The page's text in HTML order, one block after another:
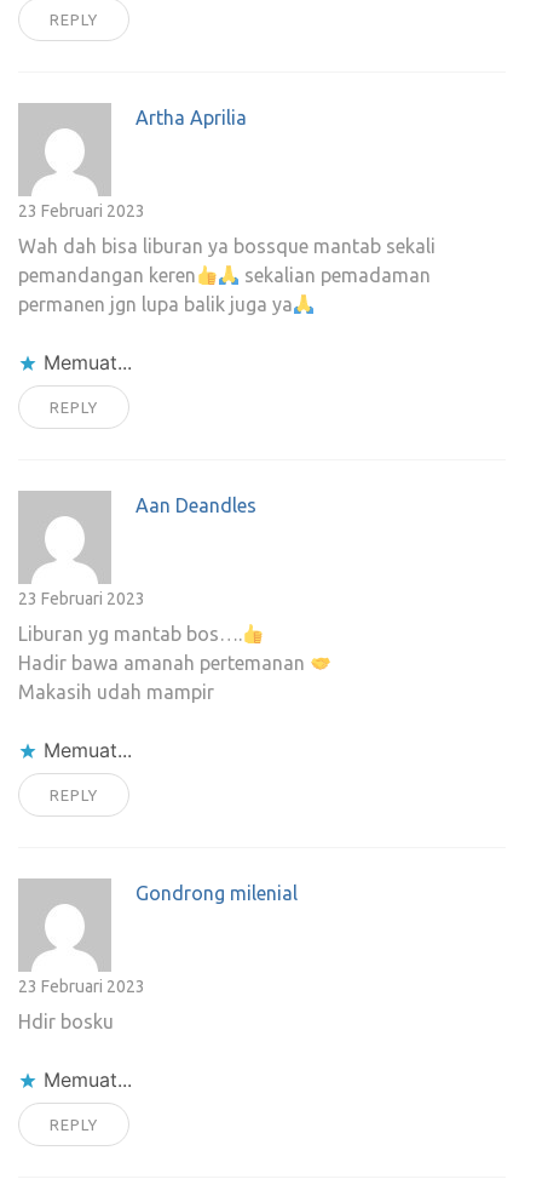
REPLY
Artha Aprilia
23 Februari 2023
Wah dah bisa liburan ya bossque mantab sekali
pemandangan keren
sekalian pemadaman
permanen jgn lupa balik juga ya
Memuat...
REPLY
Aan Deandles
23 Februari 2023
Liburan yg mantab bos….
Hadir bawa amanah pertemanan
Makasih udah mampir
Memuat...
REPLY
Gondrong milenial
23 Februari 2023
Hdir bosku
Memuat...
REPLY